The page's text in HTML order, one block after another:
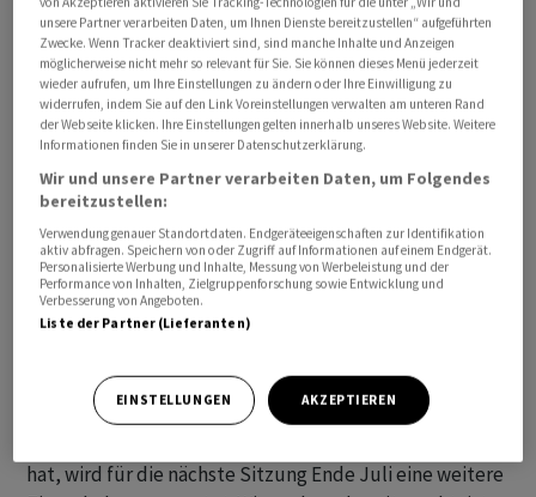
wenig.
Zur Wochenmitte richtet sich die Aufmerksamkeit an
den Finanzmärkten auf amerikanische Inflationsdaten.
Am Nachmittag gibt die Regierung neue Zahlen für Juni
bekannt. Fachleute rechnen mit einem abermaligen, vor
allem aber deutlichen Rückgang der Teuerung. Auch
die von der US-Notenbank Fed besonders beachtete
Inflation abzüglich Energie und Lebensmittel dürfte
zurückgehen.
stellen sich Analysten und Anleger die Frage, wie weit
die Federal Reserve ihre Geldpolitik noch straffen wird.
hat, wird für die nächste Sitzung Ende Juli eine weitere
unsere Partner verarbeiten Daten, um Ihnen Dienste bereitzustellen“ aufgeführten
Zwecke. Wenn Tracker deaktiviert sind, sind manche Inhalte und Anzeigen
möglicherweise nicht mehr so relevant für Sie. Sie können dieses Menü jederzeit
wieder aufrufen, um Ihre Einstellungen zu ändern oder Ihre Einwilligung zu
widerrufen, indem Sie auf den Link Voreinstellungen verwalten am unteren Rand
der Webseite klicken. Ihre Einstellungen gelten innerhalb unseres Website. Weitere
Informationen finden Sie in unserer Datenschutzerklärung.
Wir und unsere Partner verarbeiten Daten, um Folgendes
bereitzustellen:
Verwendung genauer Standortdaten. Endgeräteeigenschaften zur Identifikation
aktiv abfragen. Speichern von oder Zugriff auf Informationen auf einem Endgerät.
Personalisierte Werbung und Inhalte, Messung von Werbeleistung und der
Performance von Inhalten, Zielgruppenforschung sowie Entwicklung und
Verbesserung von Angeboten.
Liste der Partner (Lieferanten)
EINSTELLUNGEN AKZEPTIEREN